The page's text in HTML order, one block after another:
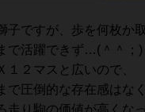
子ですが、歩を何枚か
で活躍できず…(＾＾；)
１２マスと広いので、
で圧倒的な存在感はなく